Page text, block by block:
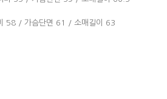
58 / 가슴단면 61 / 소매길이 63